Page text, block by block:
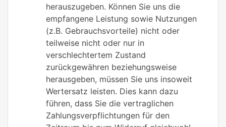
herauszugeben. Können Sie uns die
empfangene Leistung sowie Nutzungen
(z.B. Gebrauchsvorteile) nicht oder
teilweise nicht oder nur in
verschlechtertem Zustand
zurückgewähren beziehungsweise
herausgeben, müssen Sie uns insoweit
Wertersatz leisten. Dies kann dazu
führen, dass Sie die vertraglichen
Zahlungsverpflichtungen für den